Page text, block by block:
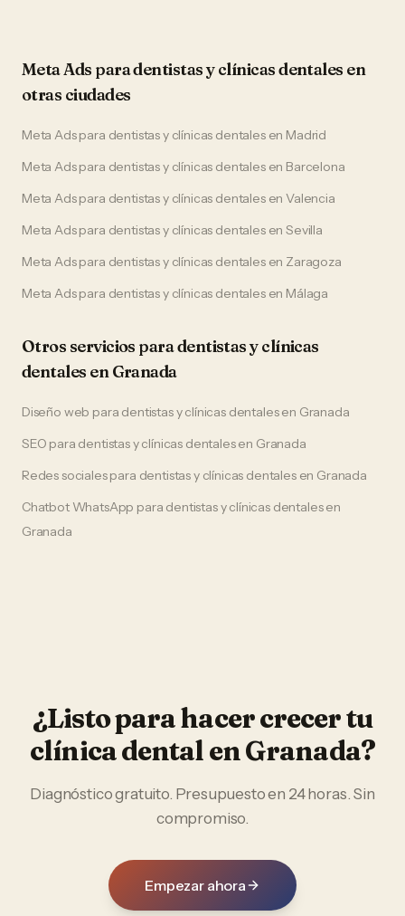
Meta Ads paradentistas y clínicas dentales en
otras ciudades
Meta Adspara dentistas y clínicas dentalesen Madrid
Meta Adspara dentistas y clínicas dentalesen Barcelona
Meta Adspara dentistas y clínicas dentalesenValencia
Meta Adspara dentistas y clínicas dentalesenSevilla
Meta Adspara dentistas y clínicas dentalesen Zaragoza
Meta Adspara dentistas y clínicas dentalesen Málaga
Otros servicios paradentistas y clínicas
dentales enGranada
Diseño web para dentistas y clínicas dentalesen Granada
SEO para dentistas y clínicas dentalesen Granada
Redes socialespara dentistas y clínicas dentalesen Granada
Chatbot WhatsApp para dentistas y clínicas dentalesen
Granada
¿Listo para hacer crecer tu
clínica dentalenGranada?
Diagnóstico gratuito. Presupuesto en 24 horas. Sin
compromiso.
Empezar ahora